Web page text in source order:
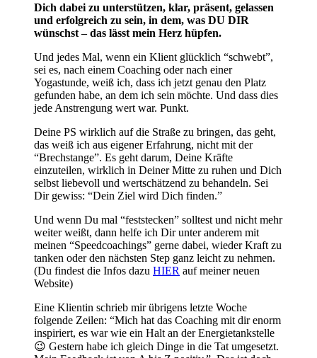
Dich dabei zu unterstützen, klar, präsent, gelassen
und erfolgreich zu sein, in dem, was DU DIR
wünschst – das lässt mein Herz hüpfen.
Und jedes Mal, wenn ein Klient glücklich “schwebt”,
sei es, nach einem Coaching oder nach einer
Yogastunde, weiß ich, dass ich jetzt genau den Platz
gefunden habe, an dem ich sein möchte. Und dass dies
jede Anstrengung wert war. Punkt.
Deine PS wirklich auf die Straße zu bringen, das geht,
das weiß ich aus eigener Erfahrung, nicht mit der
“Brechstange”. Es geht darum, Deine Kräfte
einzuteilen, wirklich in Deiner Mitte zu ruhen und Dich
selbst liebevoll und wertschätzend zu behandeln. Sei
Dir gewiss: “Dein Ziel wird Dich finden.”
Und wenn Du mal “feststecken” solltest und nicht mehr
weiter weißt, dann helfe ich Dir unter anderem mit
meinen “Speedcoachings” gerne dabei, wieder Kraft zu
tanken oder den nächsten Step ganz leicht zu nehmen.
(Du findest die Infos dazu HIER auf meiner neuen
Website)
Eine Klientin schrieb mir übrigens letzte Woche
folgende Zeilen: “Mich hat das Coaching mit dir enorm
inspiriert, es war wie ein Halt an der Energietankstelle
😉 Gestern habe ich gleich Dinge in die Tat umgesetzt.